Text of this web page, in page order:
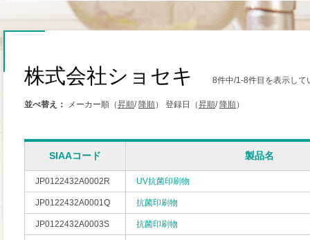
株式会社ショセキ 8件中/1-8件目を表示して
並べ替え： メーカー順（昇順/ 降順） 登録日（昇順/ 降順）
SIAAコード 製品名
JP0122432A0002R UV抗菌印刷物
JP0122432A0001Q 抗菌印刷物
JP0122432A0003S 抗菌印刷物